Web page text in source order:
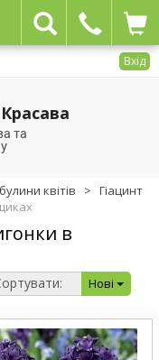
Вхід
та
квітів > Гіацинт
в
Нові